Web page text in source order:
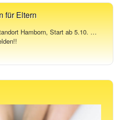
für Eltern
Hamborn, Start ab 5.10. …